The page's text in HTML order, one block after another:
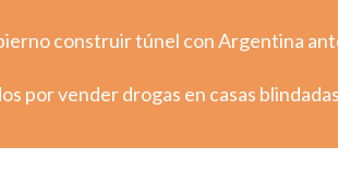
construir túnel con Argentina
por vender drogas en casas